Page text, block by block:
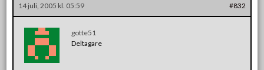
14 juli, 2005 kl. 05:59 #832
gotte51
Deltagare